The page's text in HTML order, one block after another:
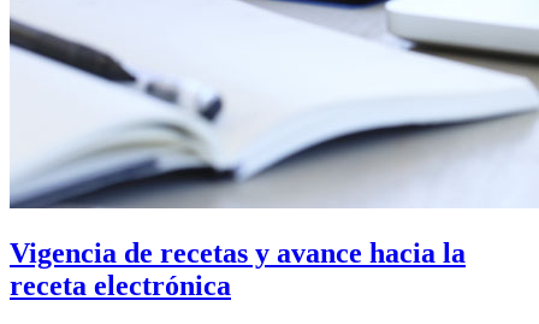
Vigencia de recetas y avance hacia la
receta electrónica